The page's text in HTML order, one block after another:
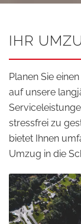
IHR
Planen Sie
auf unsere
stressfrei zu
bietet Ihnen
Umzug in die